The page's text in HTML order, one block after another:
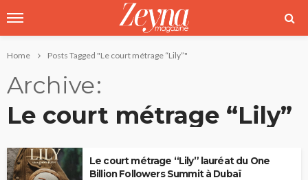
Home Posts Tagged "Le court métrage “Lily”"
Archive
Le court métrage “Lily”
Le court métrage “Lily” lauréat du One
Billion Followers Summit à Dubaï